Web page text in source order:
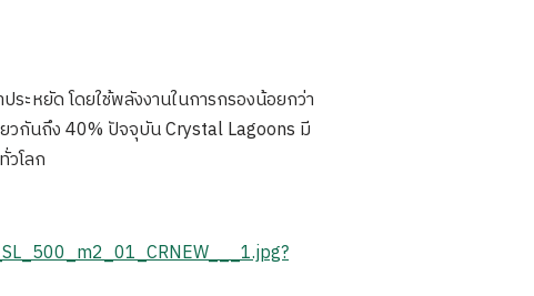
ะหยัด โดยใช้พลังงานในการกรองน้อยกว่า
วกันถึง 40% ปัจจุบัน Crystal Lagoons มี
วโลก